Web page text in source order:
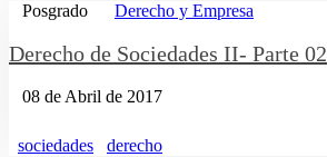
Posgrado Derecho y Empresa
Derecho de Sociedades II- Parte 02
08 de Abril de 2017
sociedades derecho